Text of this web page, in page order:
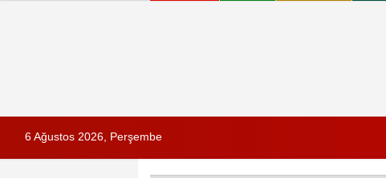
6 Ağustos 2026, Perşembe